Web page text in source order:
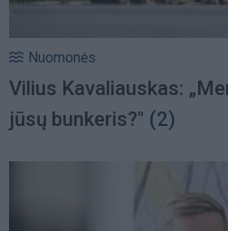
Nuomonės
Vilius Kavaliauskas:
jūsų bunkeris?" (2)